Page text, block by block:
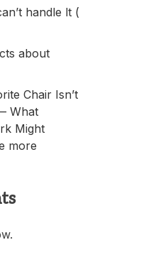
handle lt (
about
Chair Isn’t
What
Might
more